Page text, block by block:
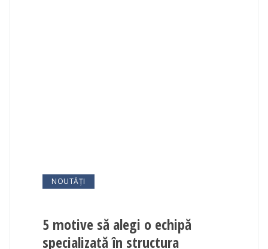
NOUTĂȚI
5 motive să alegi o echipă
specializată în structura